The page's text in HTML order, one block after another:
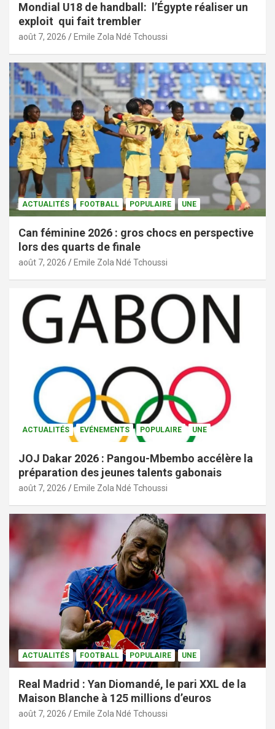
Mondial U18 de handball: l’Égypte réaliser un
exploit qui fait trembler
août 7, 2026 Emile Zola Ndé Tchoussi
ACTUALITÉS FOOTBALL POPULAIRE UNE
Can féminine 2026 : gros chocs en perspective
lors des quarts de finale
août 7, 2026 Emile Zola Ndé Tchoussi
ACTUALITÉS EVÉNEMENTS POPULAIRE UNE
JOJ Dakar 2026 : Pangou-Mbembo accélère la
préparation des jeunes talents gabonais
août 7, 2026 Emile Zola Ndé Tchoussi
ACTUALITÉS FOOTBALL POPULAIRE UNE
Real Madrid : Yan Diomandé, le pari XXL de la
Maison Blanche à 125 millions d’euros
août 7, 2026 Emile Zola Ndé Tchoussi